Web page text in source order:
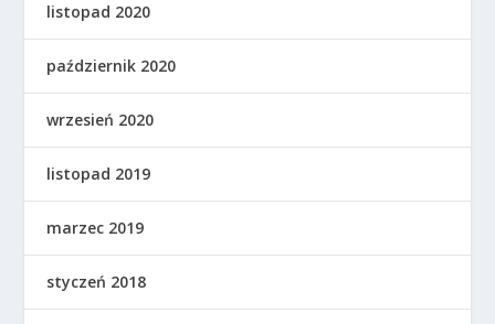
listopad 2020
październik 2020
wrzesień 2020
listopad 2019
marzec 2019
styczeń 2018